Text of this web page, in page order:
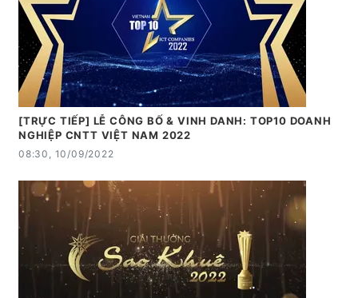
[TRỰC TIẾP] LỄ CÔNG BỐ & VINH DANH: TOP10 DOANH
NGHIỆP CNTT VIỆT NAM 2022
08:30, 10/09/2022